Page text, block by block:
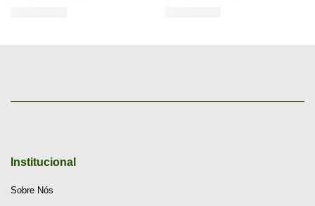
Institucional
Sobre Nós